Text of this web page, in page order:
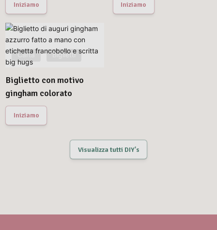
Iniziamo Iniziamo
Carta Biglietti
Biglietto con motivo
gingham colorato
Iniziamo
Visualizza tutti DIY's